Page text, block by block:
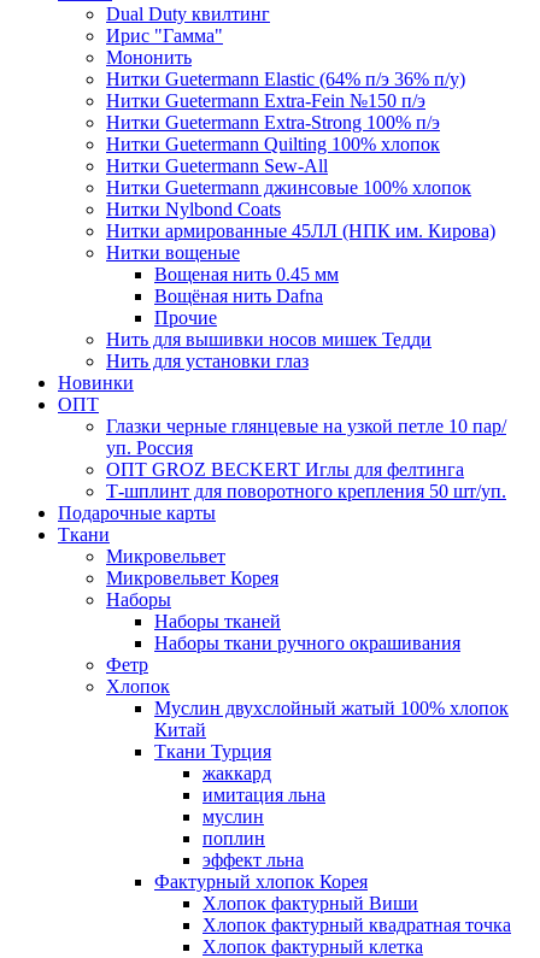
Dual Duty квилтинг
Ирис "Гамма"
Мононить
Нитки Guetermann Elastic (64% п/э 36% п/у)
Нитки Guetermann Extra-Fein №150 п/э
Нитки Guetermann Extra-Strong 100% п/э
Нитки Guetermann Quilting 100% хлопок
Нитки Guetermann Sew-All
Нитки Guetermann джинсовые 100% хлопок
Нитки Nylbond Coats
Нитки армированные 45ЛЛ (НПК им. Кирова)
Нитки вощеные
Вощеная нить 0.45 мм
Вощёная нить Dafna
Прочие
Нить для вышивки носов мишек Тедди
Нить для установки глаз
Новинки
ОПТ
Глазки черные глянцевые на узкой петле 10 пар/
уп. Россия
ОПТ GROZ BECKERT Иглы для фелтинга
Т-шплинт для поворотного крепления 50 шт/уп.
Подарочные карты
Ткани
Микровельвет
Микровельвет Корея
Наборы
Наборы тканей
Наборы ткани ручного окрашивания
Фетр
Хлопок
Муслин двухслойный жатый 100% хлопок
Китай
Ткани Турция
жаккард
имитация льна
муслин
поплин
эффект льна
Фактурный хлопок Корея
Хлопок фактурный Виши
Хлопок фактурный квадратная точка
Хлопок фактурный клетка